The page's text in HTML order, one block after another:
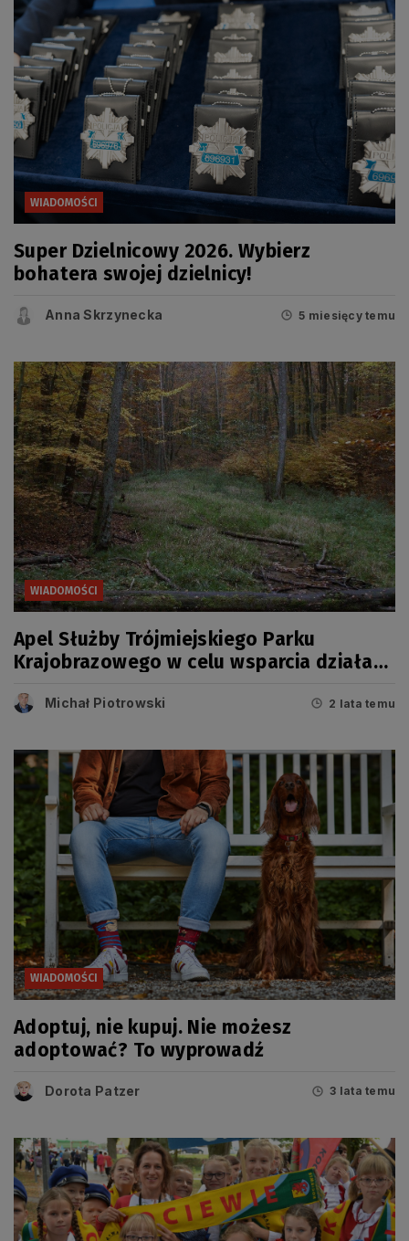
WIADOMOŚCI
Super Dzielnicowy 2026. Wybierz
bohatera swojej dzielnicy!
Anna Skrzynecka 5 miesięcy temu
WIADOMOŚCI
Apel Służby Trójmiejskiego Parku
Krajobrazowego w celu wsparcia działań
Michał Piotrowski 2 lata temu
WIADOMOŚCI
Adoptuj, nie kupuj. Nie możesz
adoptować? To wyprowadź
Dorota Patzer 3 lata temu